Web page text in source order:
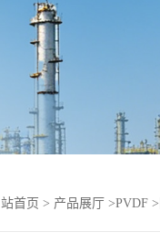
首页 > 产品展厅 >PVDF >